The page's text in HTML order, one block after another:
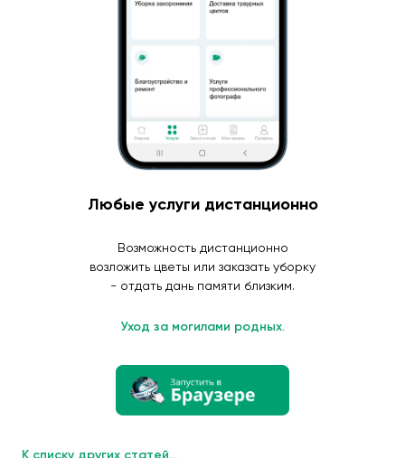
Любые услуги дистанционно
Возможность дистанционно
возложить цветы или заказать уборку
- отдать дань памяти близким.
Уход за могилами родных.
К списку других статей...